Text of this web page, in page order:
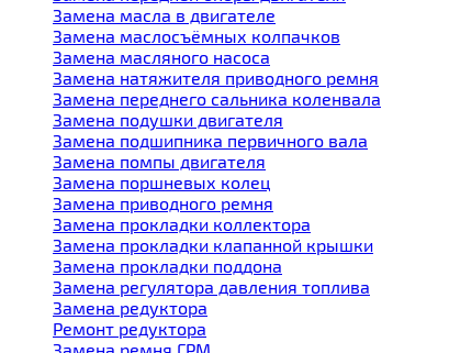
Замена масла в двигателе
Замена маслосъёмных колпачков
Замена масляного насоса
Замена натяжителя приводного ремня
Замена переднего сальника коленвала
Замена подушки двигателя
Замена подшипника первичного вала
Замена помпы двигателя
Замена поршневых колец
Замена приводного ремня
Замена прокладки коллектора
Замена прокладки клапанной крышки
Замена прокладки поддона
Замена регулятора давления топлива
Замена редуктора
Ремонт редуктора